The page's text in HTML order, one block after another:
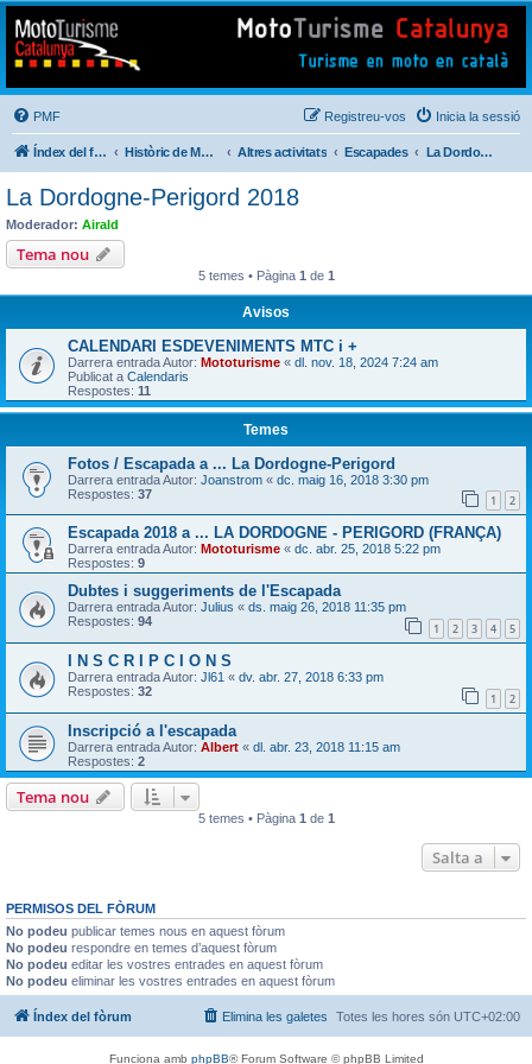
Mototurisme
Turisme en moto en català
PMF Inicia la sessió
Registreu-vos
Índex del fòrum Històric de Mototurisme Altres activitats Escapades La Dordogne-Perigord 2018
La Dordogne-Perigord 2018
Moderador: Airald
Tema nou
5 temes • Pàgina 1 de 1
Avisos
CALENDARI ESDEVENIMENTS MTC i +
Darrera entrada Autor: Mototurisme « dl. nov. 18, 2024 7:24 am
Publicat a Calendaris
Respostes: 11
Temes
Fotos / Escapada a ... La Dordogne-Perigord
Darrera entrada Autor: Joanstrom « dc. maig 16, 2018 3:30 pm
Respostes: 37 1 2
Escapada 2018 a ... LA DORDOGNE - PERIGORD (FRANÇA)
Darrera entrada Autor: Mototurisme « dc. abr. 25, 2018 5:22 pm
Respostes: 9
Dubtes i suggeriments de l'Escapada
Darrera entrada Autor: Julius « ds. maig 26, 2018 11:35 pm
Respostes: 94 1 2 3 4 5
I N S C R I P C I O N S
Darrera entrada Autor: Jl61 « dv. abr. 27, 2018 6:33 pm
Respostes: 32 1 2
Inscripció a l'escapada
Darrera entrada Autor: Albert « dl. abr. 23, 2018 11:15 am
Respostes: 2
Tema nou
5 temes • Pàgina 1 de 1
Salta a
PERMISOS DEL FÒRUM
No podeu publicar temes nous en aquest fòrum
No podeu respondre en temes d’aquest fòrum
No podeu editar les vostres entrades en aquest fòrum
No podeu eliminar les vostres entrades en aquest fòrum
Índex del fòrum Totes les hores són UTC+02:00
Elimina les galetes
Funciona amb phpBB® Forum Software © phpBB Limited